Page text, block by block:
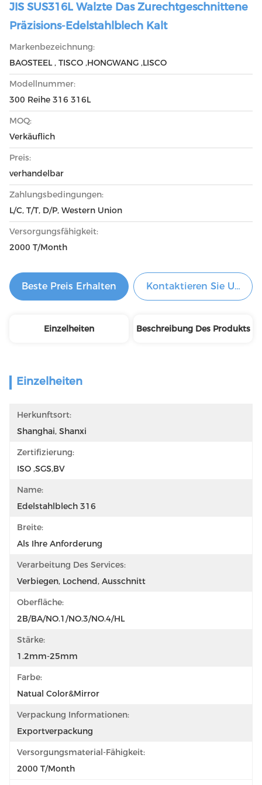
JIS SUS316L Walzte Das Zurechtgeschnittene
Präzisions-Edelstahlblech Kalt
Markenbezeichnung:
BAOSTEEL , TISCO ,HONGWANG ,LISCO
Modellnummer:
300 Reihe 316 316L
MOQ:
Verkäuflich
Preis:
verhandelbar
Zahlungsbedingungen:
L/C, T/T, D/P, Western Union
Versorgungsfähigkeit:
2000 T/Month
Beste Preis Erhalten Kontaktieren Sie Uns
Einzelheiten Beschreibung Des Produkts
Einzelheiten
Herkunftsort:
Shanghai, Shanxi
Zertifizierung:
ISO ,SGS,BV
Name:
Edelstahlblech 316
Breite:
Als Ihre Anforderung
Verarbeitung Des Services:
Verbiegen, Lochend, Ausschnitt
Oberfläche:
2B/BA/NO.1/NO.3/NO.4/HL
Stärke:
1.2mm-25mm
Farbe:
Natual Color&Mirror
Verpackung Informationen:
Exportverpackung
Versorgungsmaterial-Fähigkeit:
2000 T/Month